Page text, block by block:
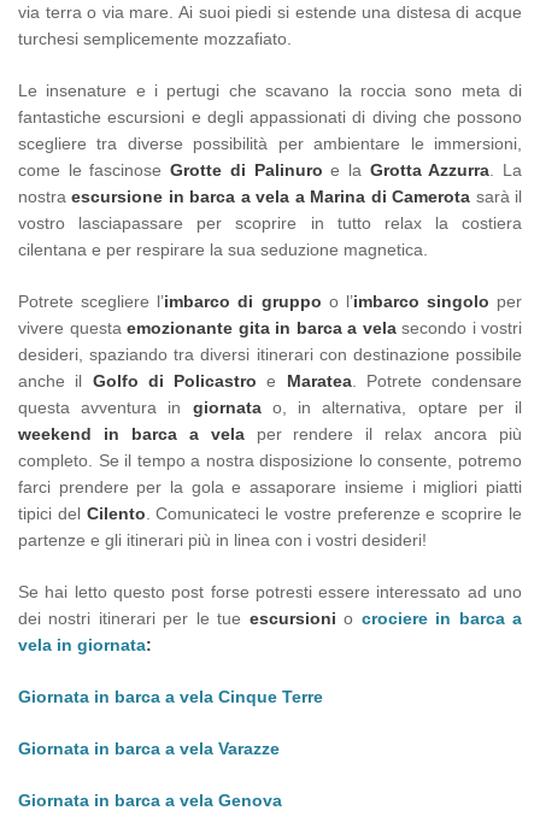
via terra o via mare. Ai suoi piedi si estende una distesa di acque
turchesi semplicemente mozzafiato.
Le insenature e i pertugi che scavano la roccia sono meta di
fantastiche escursioni e degli appassionati di diving che possono
scegliere tra diverse possibilità per ambientare le immersioni,
come le fascinoseGrotte di Palinuro e la Grotta Azzurra . La
nostraescursione in barca a vela a Marina di Camerota sarà il
vostro lasciapassare per scoprire in tutto relax la costiera
cilentana e per respirare la sua seduzione magnetica.
Potrete scegliere l’imbarco di gruppo o l’imbarco singolo per
vivere questa emozionante gita in barca a velasecondo i vostri
desideri, spaziando tra diversi itinerari con destinazione possibile
anche il Golfo di Policastro e Maratea. Potrete condensare
questa avventura in giornatao, in alternativa, optare per il
weekend in barca a velaper rendere il relax ancora più
completo. Se il tempo a nostra disposizione lo consente, potremo
farci prendere per la gola e assaporare insieme i migliori piatti
tipici del Cilento . Comunicateci le vostre preferenze e scoprire le
partenze e gli itinerari più in linea con i vostri desideri!
Se hai letto questo post forse potresti essere interessato ad uno
dei nostri itinerari per le tue escursionio crociere in barca a
vela in giornata:
Giornata in barca a vela Cinque Terre
Giornata in barca a vela Varazze
Giornata in barca a vela Genova